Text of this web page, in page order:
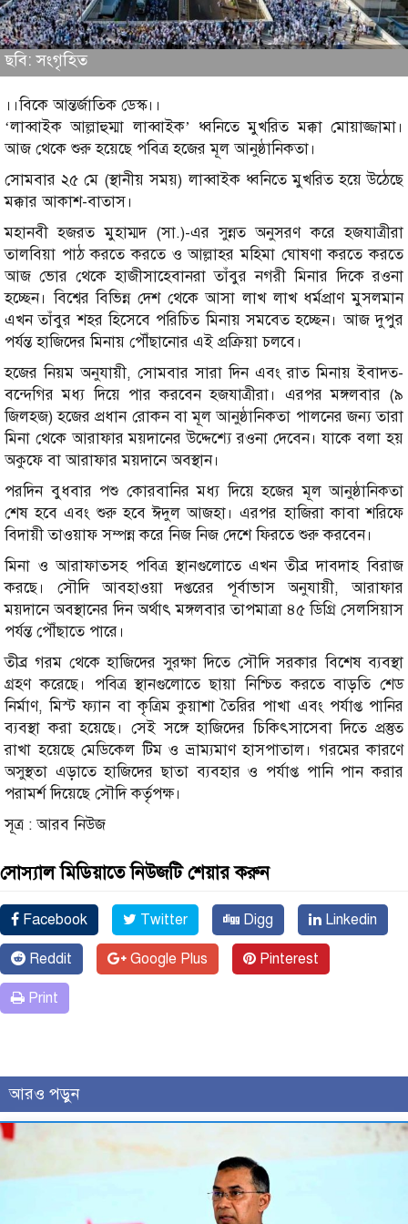
ছবি: সংগৃহিত
।।বিকে আন্তর্জাতিক ডেস্ক।।
‘লাব্বাইক আল্লাহুম্মা লাব্বাইক’ ধ্বনিতে মুখরিত মক্কা মোয়াজ্জামা।
আজ থেকে শুরু হয়েছে পবিত্র হজের মূল আনুষ্ঠানিকতা।
সোমবার ২৫ মে (স্থানীয় সময়) লাব্বাইক ধ্বনিতে মুখরিত হয়ে উঠেছে
মক্কার আকাশ-বাতাস।
মহানবী হজরত মুহাম্মদ (সা.)-এর সুন্নত অনুসরণ করে হজযাত্রীরা
তালবিয়া পাঠ করতে করতে ও আল্লাহর মহিমা ঘোষণা করতে করতে
আজ ভোর থেকে হাজীসাহেবানরা তাঁবুর নগরী মিনার দিকে রওনা
হচ্ছেন। বিশ্বের বিভিন্ন দেশ থেকে আসা লাখ লাখ ধর্মপ্রাণ মুসলমান
এখন তাঁবুর শহর হিসেবে পরিচিত মিনায় সমবেত হচ্ছেন। আজ দুপুর
পর্যন্ত হাজিদের মিনায় পৌঁছানোর এই প্রক্রিয়া চলবে।
হজের নিয়ম অনুযায়ী, সোমবার সারা দিন এবং রাত মিনায় ইবাদত-
বন্দেগির মধ্য দিয়ে পার করবেন হজযাত্রীরা। এরপর মঙ্গলবার (৯
জিলহজ) হজের প্রধান রোকন বা মূল আনুষ্ঠানিকতা পালনের জন্য তারা
মিনা থেকে আরাফার ময়দানের উদ্দেশ্যে রওনা দেবেন। যাকে বলা হয়
অকুফে বা আরাফার ময়দানে অবস্থান।
পরদিন বুধবার পশু কোরবানির মধ্য দিয়ে হজের মূল আনুষ্ঠানিকতা
শেষ হবে এবং শুরু হবে ঈদুল আজহা। এরপর হাজিরা কাবা শরিফে
বিদায়ী তাওয়াফ সম্পন্ন করে নিজ নিজ দেশে ফিরতে শুরু করবেন।
মিনা ও আরাফাতসহ পবিত্র স্থানগুলোতে এখন তীব্র দাবদাহ বিরাজ
করছে। সৌদি আবহাওয়া দপ্তরের পূর্বাভাস অনুযায়ী, আরাফার
ময়দানে অবস্থানের দিন অর্থাৎ মঙ্গলবার তাপমাত্রা ৪৫ ডিগ্রি সেলসিয়াস
পর্যন্ত পৌঁছাতে পারে।
তীব্র গরম থেকে হাজিদের সুরক্ষা দিতে সৌদি সরকার বিশেষ ব্যবস্থা
গ্রহণ করেছে। পবিত্র স্থানগুলোতে ছায়া নিশ্চিত করতে বাড়তি শেড
নির্মাণ, মিস্ট ফ্যান বা কৃত্রিম কুয়াশা তৈরির পাখা এবং পর্যাপ্ত পানির
ব্যবস্থা করা হয়েছে। সেই সঙ্গে হাজিদের চিকিৎসাসেবা দিতে প্রস্তুত
রাখা হয়েছে মেডিকেল টিম ও ভ্রাম্যমাণ হাসপাতাল। গরমের কারণে
অসুস্থতা এড়াতে হাজিদের ছাতা ব্যবহার ও পর্যাপ্ত পানি পান করার
পরামর্শ দিয়েছে সৌদি কর্তৃপক্ষ।
সূত্র : আরব নিউজ
সোস্যাল মিডিয়াতে নিউজটি শেয়ার করুন
Facebook Twitter Digg Linkedin
Reddit Google Plus Pinterest
Print
আরও পড়ুন